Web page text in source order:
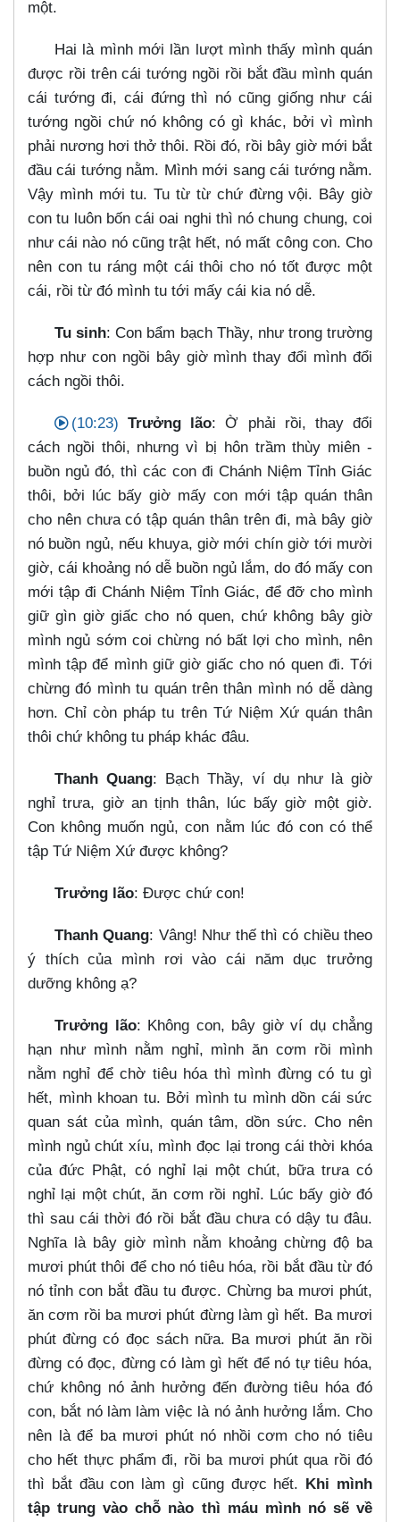
một.
Hai là mình mới lần lượt mình thấy mình quán
được rồi trên cái tướng ngồi rồi bắt đầu mình quán
cái tướng đi, cái đứng thì nó cũng giống như cái
tướng ngồi chứ nó không có gì khác, bởi vì mình
phải nương hơi thở thôi. Rồi đó, rồi bây giờ mới bắt
đầu cái tướng nằm. Mình mới sang cái tướng nằm.
Vậy mình mới tu. Tu từ từ chứ đừng vội. Bây giờ
con tu luôn bốn cái oai nghi thì nó chung chung, coi
như cái nào nó cũng trật hết, nó mất công con. Cho
nên con tu ráng một cái thôi cho nó tốt được một
cái, rồi từ đó mình tu tới mấy cái kia nó dễ.
Tu sinh: Con bẩm bạch Thầy, như trong trường
hợp như con ngồi bây giờ mình thay đổi mình đổi
cách ngồi thôi.
(10:23) Trưởng lão: Ờ phải rồi, thay đổi
cách ngồi thôi, nhưng vì bị hôn trầm thùy miên -
buồn ngủ đó, thì các con đi Chánh Niệm Tỉnh Giác
thôi, bởi lúc bấy giờ mấy con mới tập quán thân
cho nên chưa có tập quán thân trên đi, mà bây giờ
nó buồn ngủ, nếu khuya, giờ mới chín giờ tới mười
giờ, cái khoảng nó dễ buồn ngủ lắm, do đó mấy con
mới tập đi Chánh Niệm Tỉnh Giác, để đỡ cho mình
giữ gìn giờ giấc cho nó quen, chứ không bây giờ
mình ngủ sớm coi chừng nó bất lợi cho mình, nên
mình tập để mình giữ giờ giấc cho nó quen đi. Tới
chừng đó mình tu quán trên thân mình nó dễ dàng
hơn. Chỉ còn pháp tu trên Tứ Niệm Xứ quán thân
thôi chứ không tu pháp khác đâu.
Thanh Quang: Bạch Thầy, ví dụ như là giờ
nghỉ trưa, giờ an tịnh thân, lúc bấy giờ một giờ.
Con không muốn ngủ, con nằm lúc đó con có thể
tập Tứ Niệm Xứ được không?
Trưởng lão: Được chứ con!
Thanh Quang: Vâng! Như thế thì có chiều theo
ý thích của mình rơi vào cái năm dục trưởng
dưỡng không ạ?
Trưởng lão: Không con, bây giờ ví dụ chẳng
hạn như mình nằm nghỉ, mình ăn cơm rồi mình
nằm nghỉ để chờ tiêu hóa thì mình đừng có tu gì
hết, mình khoan tu. Bởi mình tu mình dồn cái sức
quan sát của mình, quán tâm, dồn sức. Cho nên
mình ngủ chút xíu, mình đọc lại trong cái thời khóa
của đức Phật, có nghỉ lại một chút, bữa trưa có
nghỉ lại một chút, ăn cơm rồi nghỉ. Lúc bấy giờ đó
thì sau cái thời đó rồi bắt đầu chưa có dậy tu đâu.
Nghĩa là bây giờ mình nằm khoảng chừng độ ba
mươi phút thôi để cho nó tiêu hóa, rồi bắt đầu từ đó
nó tỉnh con bắt đầu tu được. Chừng ba mươi phút,
ăn cơm rồi ba mươi phút đừng làm gì hết. Ba mươi
phút đừng có đọc sách nữa. Ba mươi phút ăn rồi
đừng có đọc, đừng có làm gì hết để nó tự tiêu hóa,
chứ không nó ảnh hưởng đến đường tiêu hóa đó
con, bắt nó làm làm việc là nó ảnh hưởng lắm. Cho
nên là để ba mươi phút nó nhồi cơm cho nó tiêu
cho hết thực phẩm đi, rồi ba mươi phút qua rồi đó
thì bắt đầu con làm gì cũng được hết. Khi mình
tập trung vào chỗ nào thì máu mình nó sẽ về